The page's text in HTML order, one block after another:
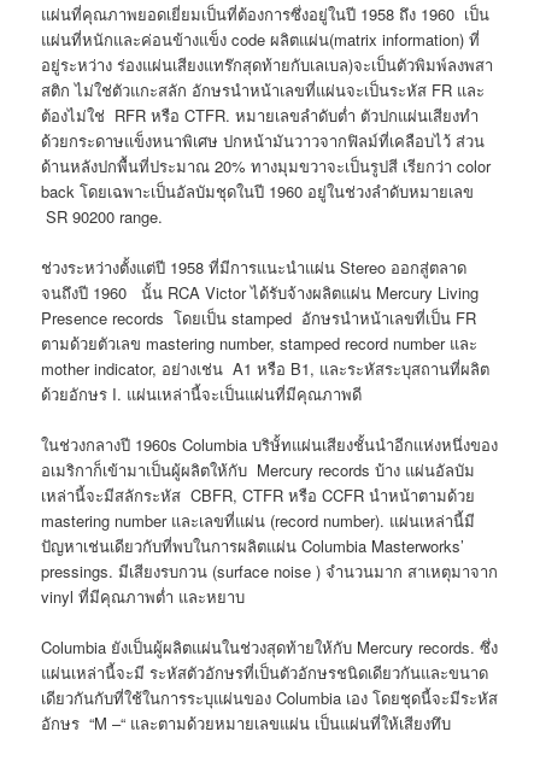
แผ่นที่คุณภาพยอดเยี่ยมเป็นที่ต้องการซึ่งอยู่ในปี 1958 ถึง 1960 เป็น
แผ่นที่หนักและค่อนข้างแข็ง code ผลิตแผ่น(matrix information) ที่
อยู่ระหว่าง ร่องแผ่นเสียงแทร๊กสุดท้ายกับเลเบล)จะเป็นตัวพิมพ์ลงพสา
สติก ไม่ใช่ตัวแกะสลัก อักษรนำหน้าเลขที่แผ่นจะเป็นระหัส FR และ
ต้องไม่ใช่ RFR หรือ CTFR. หมายเลขลำดับต่ำ ตัวปกแผ่นเสียงทำ
ด้วยกระดาษแข็งหนาพิเศษ ปกหน้ามันวาวจากฟิลม์ที่เคลือบไว้ ส่วน
ด้านหลังปกพื้นที่ประมาณ 20% ทางมุมขวาจะเป็นรูปสี เรียกว่า color
back โดยเฉพาะเป็นอัลบัมชุดในปี 1960 อยู่ในช่วงลำดับหมายเลข
SR 90200 range.
ช่วงระหว่างตั้งแต่ปี 1958 ที่มีการแนะนำแผ่น Stereo ออกสู่ตลาด
จนถึงปี 1960 นั้น RCA Victor ได้รับจ้างผลิตแผ่น Mercury Living
Presence records โดยเป็น stamped อักษรนำหน้าเลขที่เป็น FR
ตามด้วยตัวเลข mastering number, stamped record number และ
mother indicator, อย่างเช่น A1 หรือ B1, และระหัสระบุสถานที่ผลิต
ด้วยอักษร I. แผ่นเหล่านี้จะเป็นแผ่นที่มีคุณภาพดี
ในช่วงกลางปี 1960s Columbia บริษั้ทแผ่นเสียงชั้นนำอีกแห่งหนึ่งของ
อเมริกาก็เข้ามาเป็นผู้ผลิตให้กับ Mercury records บ้าง แผ่นอัลบัม
เหล่านี้จะมีสลักระหัส CBFR, CTFR หรือ CCFR นำหน้าตามด้วย
mastering number และเลขที่แผ่น (record number). แผ่นเหล่านี้มี
ปัญหาเช่นเดียวกับที่พบในการผลิตแผ่น Columbia Masterworks’
pressings. มีเสียงรบกวน (surface noise ) จำนวนมาก สาเหตุมาจาก
vinyl ที่มีคุณภาพต่ำ และหยาบ
Columbia ยังเป็นผู้ผลิตแผ่นในช่วงสุดท้ายให้กับ Mercury records. ซึ่ง
แผ่นเหล่านี้จะมี ระหัสตัวอักษรที่เป็นตัวอักษรชนิดเดียวกันและขนาด
เดียวกันกับที่ใช้ในการระบุแผ่นของ Columbia เอง โดยชุดนี้จะมีระหัส
อักษร “M –“ และตามด้วยหมายเลขแผ่น เป็นแผ่นที่ให้เสียงทึบ